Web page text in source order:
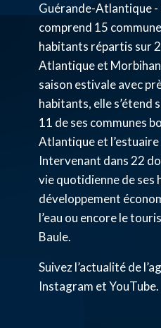
Guérande-Atlantique
comprend 15
habitants répartis sur
Atlantique et
saison estivale avec
habitants, elle
11 de ses communes
Atlantique et l’estuaire
Intervenant dans 22
vie quotidienne de ses
développement
l’eau ou encore le
Baule.
Suivez l’actualité de
Instagram et YouTube.